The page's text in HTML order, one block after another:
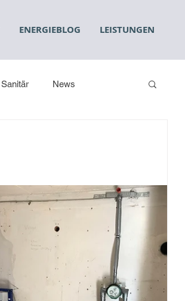
ENERGIEBLOG LEISTUNGEN
Sanitär News